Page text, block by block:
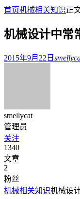
首页机械相关知识正
机械设计中常
2015年9月22日
smellycat
管理员
关注
1340
文章
2
粉丝
机械相关知识机械设